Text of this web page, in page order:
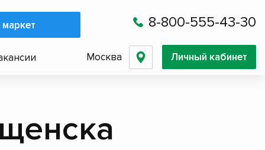
8-800-555-43-30
Москва Личный кабинет